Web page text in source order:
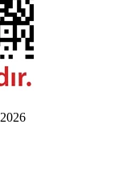
2026